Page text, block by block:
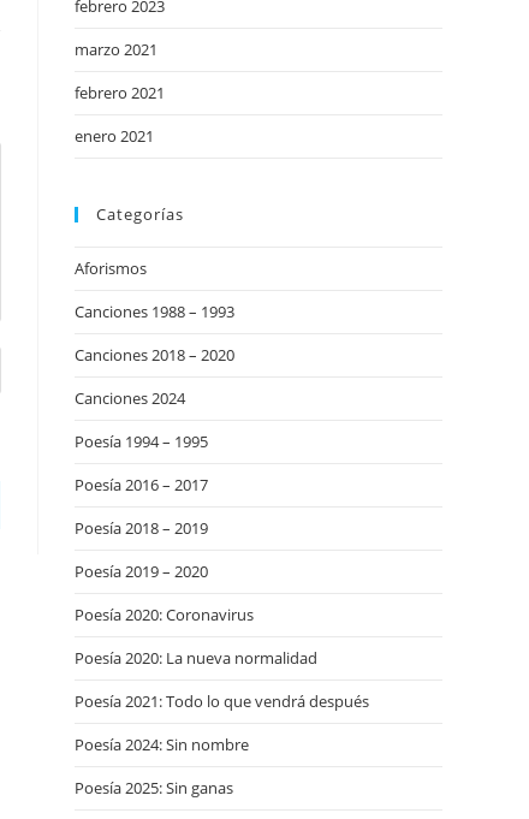
febrero 2023
marzo 2021
febrero 2021
enero 2021
Categorías
Aforismos
Canciones 1988 – 1993
Canciones 2018 – 2020
Canciones 2024
Poesía 1994 – 1995
Poesía 2016 – 2017
Poesía 2018 – 2019
Poesía 2019 – 2020
Poesía 2020: Coronavirus
Poesía 2020: La nueva normalidad
Poesía 2021: Todo lo que vendrá después
Poesía 2024: Sin nombre
Poesía 2025: Sin ganas